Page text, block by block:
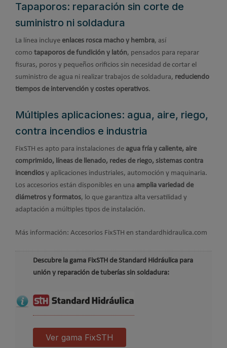
Tapaporos: reparación sin corte de
suministro ni soldadura
La línea incluye enlaces rosca macho y hembra, así
como tapaporos de fundición y latón, pensados para reparar
fisuras, poros y pequeños orificios sin necesidad de cortar el
suministro de agua ni realizar trabajos de soldadura, reduciendo
tiempos de intervención y costes operativos.
Múltiples aplicaciones: agua, aire, riego,
contra incendios e industria
FixSTH es apto para instalaciones de agua fría y caliente, aire
comprimido, líneas de llenado, redes de riego, sistemas contra
incendios y aplicaciones industriales, automoción y maquinaria.
Los accesorios están disponibles en una amplia variedad de
diámetros y formatos, lo que garantiza alta versatilidad y
adaptación a múltiples tipos de instalación.
Más información: Accesorios FixSTH en standardhidraulica.com
Descubre la gama FixSTH de Standard Hidráulica para
unión y reparación de tuberías sin soldadura:
Ver gama FixSTH